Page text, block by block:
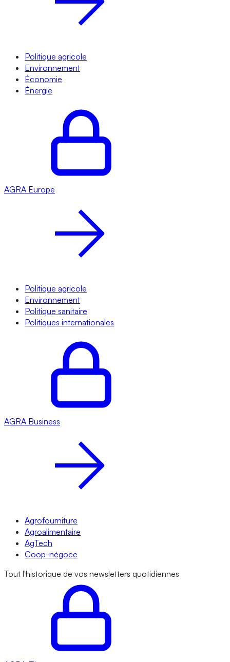
Politique agricole
Environnement
Économie
Énergie
AGRA Europe
Politique agricole
Environnement
Politique sanitaire
Politiques internationales
AGRA Business
Agrofourniture
Agroalimentaire
AgTech
Coop-négoce
Tout l'historique de vos newsletters quotidiennes